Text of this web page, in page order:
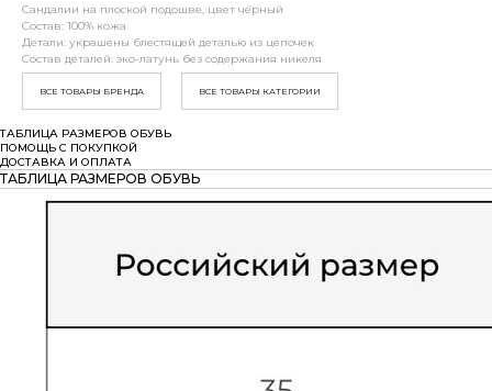
Сандалии на плоской подошве, цвет чёрный
Состав: 100% кожа
Детали: украшены блестящей деталью из цепочек
Состав деталей: эко-латунь без содержания никеля
ВСЕ ТОВАРЫ БРЕНДА ВСЕ ТОВАРЫ КАТЕГОРИИ
ТАБЛИЦА РАЗМЕРОВ ОБУВЬ
ПОМОЩЬ С ПОКУПКОЙ
ДОСТАВКА И ОПЛАТА
ТАБЛИЦА РАЗМЕРОВ ОБУВЬ